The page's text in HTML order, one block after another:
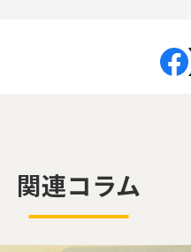
関連コラム